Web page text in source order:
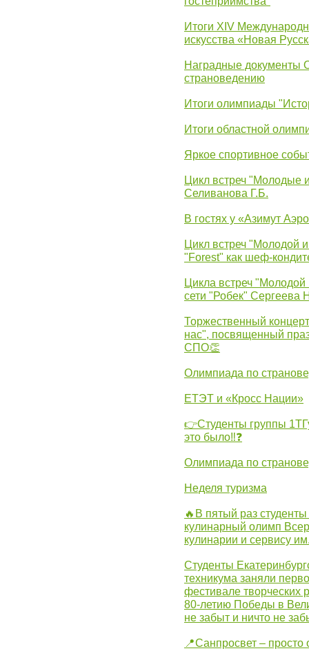
Итоги XIV
искусства «Новая
Наградные документы
страноведению
Итоги олимпиады
Итоги областной
Яркое спортивное
Цикл встреч "Молодые
Селиванова Г.Б.
В гостях у «Азимут
Цикл встреч "Молодой
"Forest" как шеф-
Цикла встреч
сети "Робек" Сергеева
Торжественный
нас", посвященный
СПО👏
Олимпиада по
ЕТЭТ и «Кросс Нации»
👉Студенты группы
это было‼❓
Олимпиада по
Неделя туризма
🔥В пятый раз
кулинарный олимп
кулинарии и сервису
Студенты
техникума заняли
фестивале
80-летию Победы в
не забыт и ничто не
📍Санпросвет –